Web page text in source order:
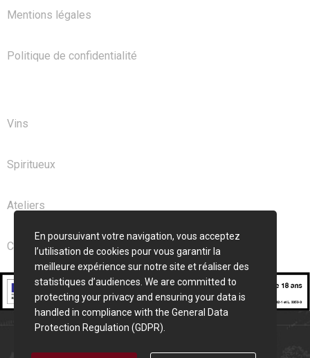
Mentions légales
Politique de confidentialité
Vins
Spiritueux
Ateliers
Club
En poursuivant votre navigation, vous acceptez
l’utilisation de cookies pour vous garantir la
meilleure expérience sur notre site et réaliser des
statistiques d’audiences. We are committed to
protecting your privacy and ensuring your data is
handled in compliance with the General Data
Protection Regulation (GDPR)